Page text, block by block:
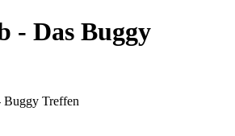
- Das Buggy
Buggy Treffen